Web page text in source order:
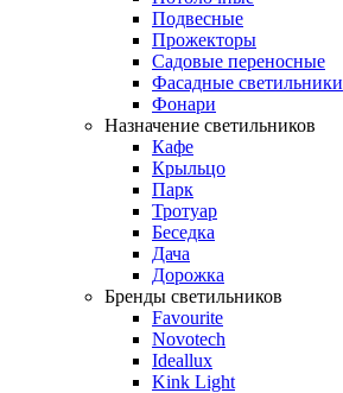
Подвесные
Прожекторы
Садовые переносные
Фасадные светильники
Фонари
Назначение светильников
Кафе
Крыльцо
Парк
Тротуар
Беседка
Дача
Дорожка
Бренды светильников
Favourite
Novotech
Ideallux
Kink Light